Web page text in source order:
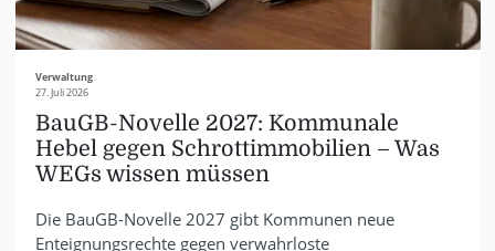
Verwaltung
27. Juli 2026
BauGB-Novelle 2027: Kommunale
Hebel gegen Schrottimmobilien – Was
WEGs wissen müssen
Die BauGB-Novelle 2027 gibt Kommunen neue
Enteignungsrechte gegen verwahrloste